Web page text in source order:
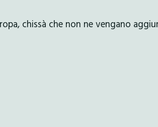
chissà che non ne vengano